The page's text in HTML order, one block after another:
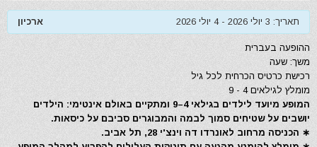
ארכיון תאריך: 3 יולי 2026 - 4 יולי 2026
ההופעה בעברית
משך: שעה
רכישת כרטיס הכרחית לכל גיל
מומלץ לגילאים 4 - 9
המופע מיועד לילדים בגילאי 4–9 ומתקיים באולם אינטימי: הילדים
יושבים על שטיחים סמוך לבמה והמבוגרים סביבם על כיסאות.
∗ הכניסה מרחוב לאונרדו דה וינצ'י 28, תל אביב.